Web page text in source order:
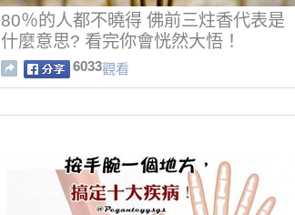
80％的人都不曉得 佛前三炷香代表是
什麼意思? 看完你會恍然大悟！
6033觀看